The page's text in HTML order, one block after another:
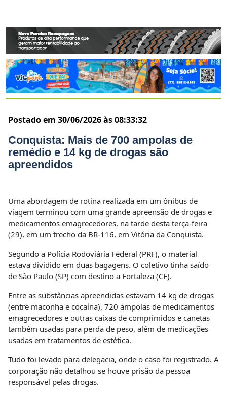
Postado em 30/06/2026 às 08:33:32
Conquista: Mais de 700 ampolas de
remédio e 14 kg de drogas são
apreendidos
Uma abordagem de rotina realizada em um ônibus de
viagem terminou com uma grande apreensão de drogas e
medicamentos emagrecedores, na tarde desta terça-feira
(29), em um trecho da BR-116, em Vitória da Conquista.
Segundo a Polícia Rodoviária Federal (PRF), o material
estava dividido em duas bagagens. O coletivo tinha saído
de São Paulo (SP) com destino a Fortaleza (CE).
Entre as substâncias apreendidas estavam 14 kg de drogas
(entre maconha e cocaína), 720 ampolas de medicamentos
emagrecedores e outras caixas de comprimidos e canetas
também usadas para perda de peso, além de medicações
usadas em tratamentos de estética.
Tudo foi levado para delegacia, onde o caso foi registrado. A
corporação não detalhou se houve prisão da pessoa
responsável pelas drogas.